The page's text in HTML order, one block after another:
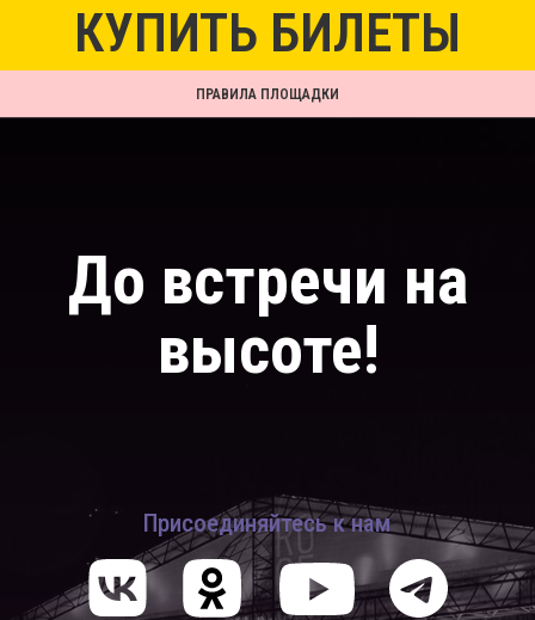
КУПИТЬ БИЛЕТЫ
ПРАВИЛА ПЛОЩАДКИ
© ROOF GROUP — концерты и экскурсии